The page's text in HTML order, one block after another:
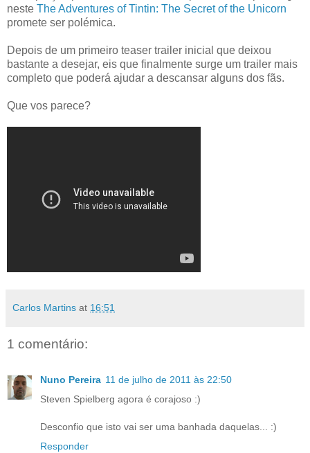
neste The Adventures of Tintin: The Secret of the Unicorn
promete ser polémica.
Depois de um primeiro teaser trailer inicial que deixou
bastante a desejar, eis que finalmente surge um trailer mais
completo que poderá ajudar a descansar alguns dos fãs.
Que vos parece?
Carlos Martins at 16:51
1 comentário:
Nuno Pereira 11 de julho de 2011 às 22:50
Steven Spielberg agora é corajoso :)
Desconfio que isto vai ser uma banhada daquelas... :)
Responder